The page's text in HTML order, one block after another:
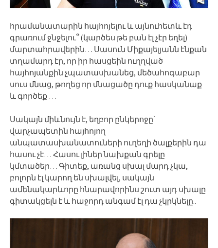
հրամանատարին հայհոյելու և այնուհետև էդ
գրառում ջնջելու՞ (կարծես թե բան էլ չէր եղել)
մարտահրավերին… Սասուն Միքայելյանն էնքան
տղամարդ էր, որ իր հասցեին ուղղված
հայհոյանքին չպատասխանեց, մեծահոգաբար
սուս մնաց, թողեց որ մնացածը դուք հասկանաք
և գործեք …
Սակայն միևնույն է, եղբոր ընկերոջը՝
վարչապետին հայհոյող
անպատասխանատուների ուղեղի ծալքերին դա
հասու չէ… Հասու լիներ նախքան գրելը
կմտածեր… Գիտեք, առանց սխալ մարդ չկա,
բոլորն էլ կարող են սխալվել, սակայն
ամենակարևորը հնարավորինս շուտ այդ սխալը
գիտակցելն է և հաջորդ անգամ էլ դա չկրկնելը..